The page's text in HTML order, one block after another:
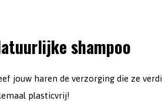
shampoo
jouw haren de verzorging die ze
plasticvrij!